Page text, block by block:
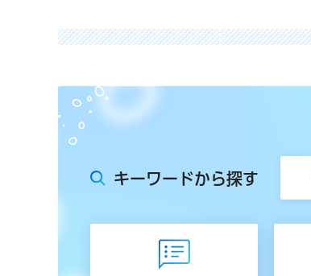
キーワードから探す